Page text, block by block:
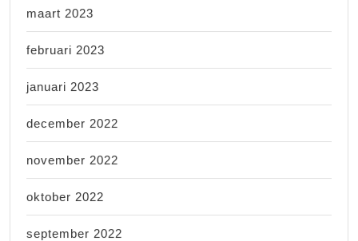
maart 2023
februari 2023
januari 2023
december 2022
november 2022
oktober 2022
september 2022